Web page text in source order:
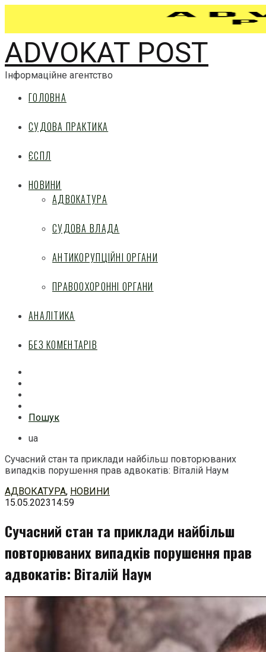
ADVOKAT POST
Інформаційне агентство
ГОЛОВНА
СУДОВА ПРАКТИКА
ЄСПЛ
НОВИНИ
АДВОКАТУРА
СУДОВА ВЛАДА
АНТИКОРУПЦІЙНІ ОРГАНИ
ПРАВООХОРОННІ ОРГАНИ
АНАЛІТИКА
БЕЗ КОМЕНТАРІВ
Пошук
ua
Сучасний стан та приклади найбільш повторюваних
випадків порушення прав адвокатів: Віталій Наум
Перейти
до
АДВОКАТУРА, НОВИНИ
15.05.202314:59
Сучасний стан та приклади найбільш
повторюваних випадків порушення прав
адвокатів: Віталій Наум